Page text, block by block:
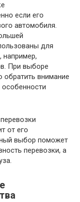
если его
автомобиля.
для
например,
При выборе
обратить внимание
от его
выбор поможет
перевозки, а